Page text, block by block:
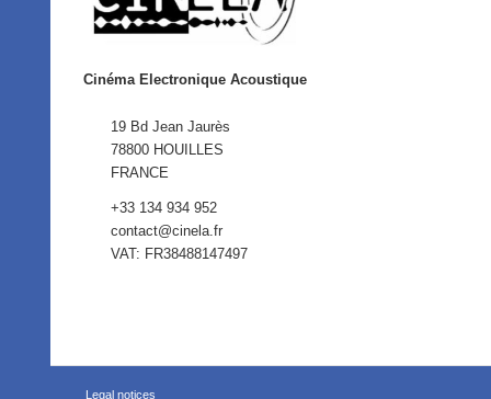
Cinéma Electronique Acoustique
19 Bd Jean Jaurès
78800 HOUILLES
FRANCE
+33 134 934 952
contact@cinela.fr
VAT: FR38488147497
Legal notices